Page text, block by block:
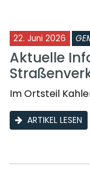
22. Juni 2026
Aktuelle
Im Ortsteil
ARTIKEL LESEN